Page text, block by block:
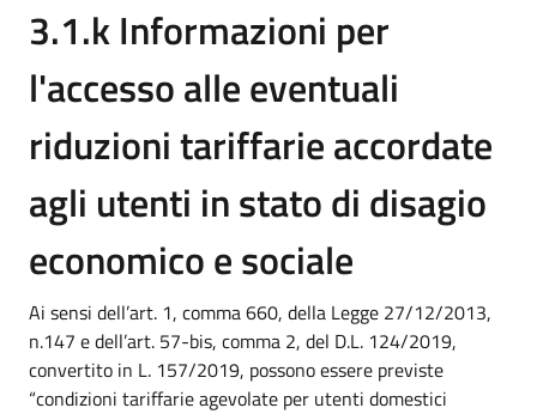
3.1.k Informazioni per
l'accesso alle eventuali
riduzioni tariffarie accordate
agli utenti in stato di disagio
economico e sociale
Ai sensi dell’art. 1, comma 660, della Legge 27/12/2013,
n.147 e dell’art. 57-bis, comma 2, del D.L. 124/2019,
convertito in L. 157/2019, possono essere previste
“condizioni tariffarie agevolate per utenti domestici